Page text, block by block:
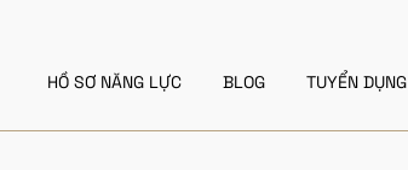
HỒ SƠ NĂNG LỰC BLOG TUYỂN DỤNG